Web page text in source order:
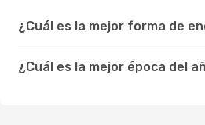
¿Cuál es la mejor forma de
¿Cuál es la mejor época del